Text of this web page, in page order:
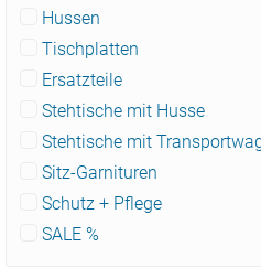
Hussen
Tischplatten
Ersatzteile
Stehtische mit Husse
Stehtische mit
Sitz-Garnituren
Schutz + Pflege
SALE %